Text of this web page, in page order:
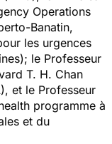
Operations
Banatin,
les urgences
le Professeur
T. H. Chan
et le Professeur
programme à
et du